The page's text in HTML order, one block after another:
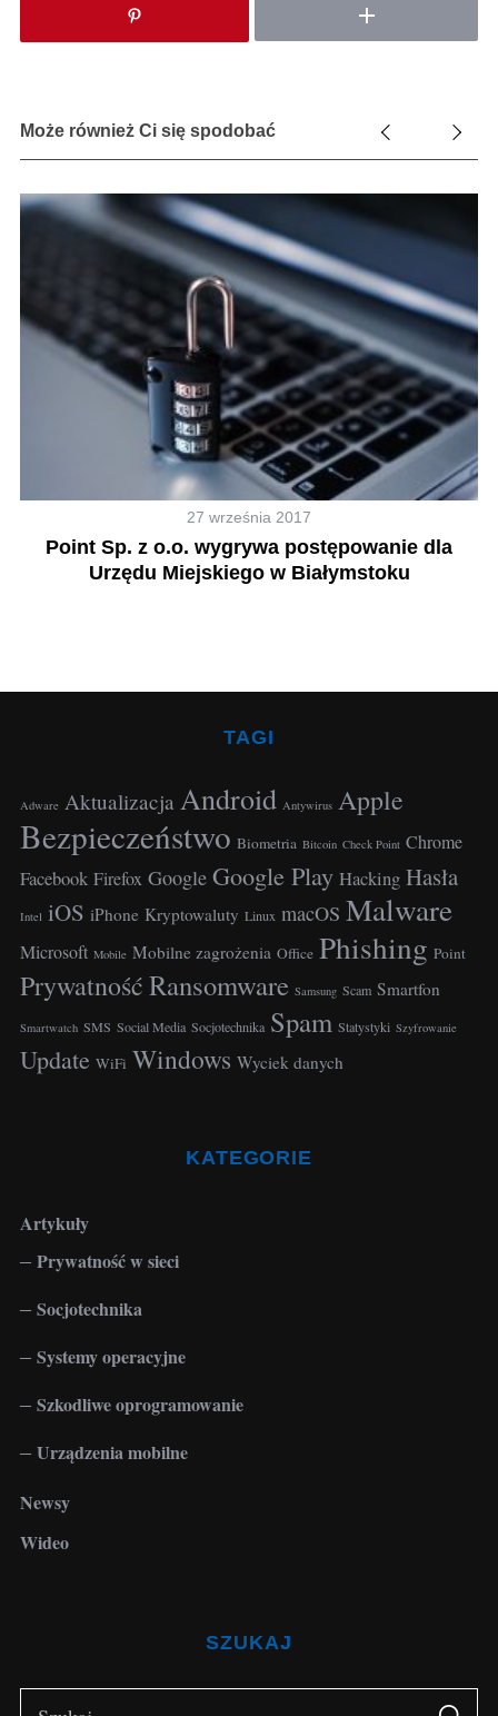
Może również Ci się spodobać
27 września 2017
Point Sp. z o.o. wygrywa postępowanie dla
Urzędu Miejskiego w Białymstoku
TAGI
Adware Aktualizacja Android Antywirus Apple
Bezpieczeństwo Biometria Bitcoin Check Point Chrome
Facebook Firefox Google Google Play Hacking Hasła
Intel iOS iPhone Kryptowaluty Linux macOS Malware
Microsoft Mobile Mobilne zagrożenia Office Phishing Point
PrywatnośćRansomware Samsung Scam Smartfon
Smartwatch SMS Social Media Socjotechnika Spam Statystyki Szyfrowanie
Update WiFi Windows Wyciek danych
KATEGORIE
Artykuły
Prywatność w sieci
Socjotechnika
Systemy operacyjne
Szkodliwe oprogramowanie
Urządzenia mobilne
Newsy
Wideo
SZUKAJ